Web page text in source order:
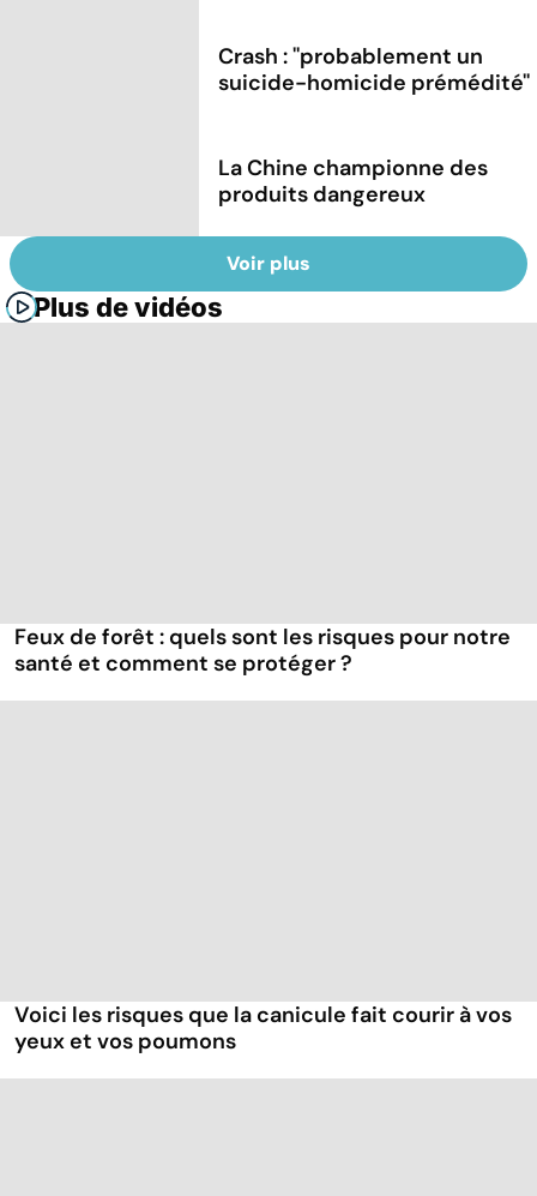
Crash : ''probablement un
suicide-homicide prémédité''
La Chine championne des
produits dangereux
Voir plus
Plus de vidéos
Feux de forêt : quels sont les risques pour notre
santé et comment se protéger ?
Voici les risques que la canicule fait courir à vos
yeux et vos poumons